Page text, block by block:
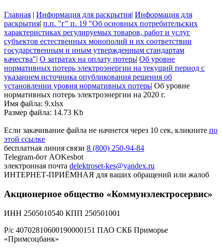
Главная | Информация для раскрытия| Информация для
раскрытия| п.п. "г" п. 19 "Об основных потребительских
характеристиках регулируемых товаров, работ и услуг
субъектов естественных монополий и их соответствии
государственным и иным утвержденным стандартам
качества"| О затратах на оплату потерь| Об уровне
нормативных потерь электроэнергии на текущий период с
указанием источника опубликования решения об
установлении уровня нормативных потерь| Об уровне
нормативных потерь электроэнергии на 2020 г.
Имя файла: 9.xlsx
Размер файла: 14.73 Kb
Если закачивание файла не начнется через 10 сек, кликните по
этой ссылке
бесплатная линия связи 8 (800) 250-94-84
Telegram-бот AOKesbot
электронная почта delektroset-kes@yandex.ru
ИНТЕРНЕТ-ПРИЁМНАЯ для ваших обращений или жалоб
Акционерное общество «Коммунэлектросервис»
ИНН 2505010540 КПП 250501001
Р/с 40702810600190000151 ПАО СКБ Приморье
«Примсоцбанк»